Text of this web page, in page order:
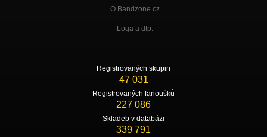
O Bandzone.cz
Loga a dtp.
Registrovaných skupin
47 031
Registrovaných fanoušků
227 086
Skladeb v databázi
339 791